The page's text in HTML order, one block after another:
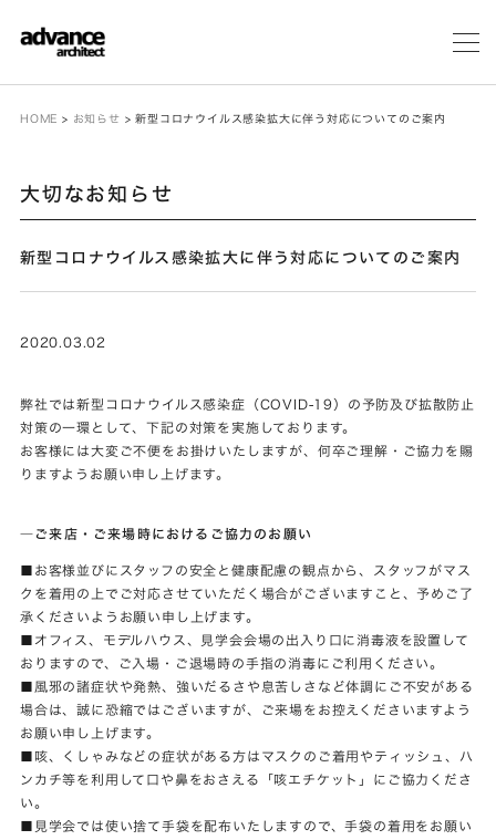
メ
HOME > お知らせ >新型コロナウイルス感染拡大に伴う対応についてのご案内
大切なお知らせ
新型コロナウイルス感染拡大に伴う対応についてのご案内
2020.03.02
弊社では新型コロナウイルス感染症（COVID-19）の予防及び拡散防止
対策の一環として、下記の対策を実施しております。
お客様には大変ご不便をお掛けいたしますが、何卒ご理解・ご協力を賜
りますようお願い申し上げます。
―ご来店・ご来場時におけるご協力のお願い
■お客様並びにスタッフの安全と健康配慮の観点から、スタッフがマス
クを着用の上でご対応させていただく場合がございますこと、予めご了
承くださいようお願い申し上げます。
■オフィス、モデルハウス、見学会会場の出入り口に消毒液を設置して
おりますので、ご入場・ご退場時の手指の消毒にご利用ください。
■風邪の諸症状や発熱、強いだるさや息苦しさなど体調にご不安がある
場合は、誠に恐縮ではございますが、ご来場をお控えくださいますよう
お願い申し上げます。
■咳、くしゃみなどの症状がある方はマスクのご着用やティッシュ、ハ
ンカチ等を利用して口や鼻をおさえる「咳エチケット」にご協力くださ
い。
■見学会では使い捨て手袋を配布いたしますので、手袋の着用をお願い